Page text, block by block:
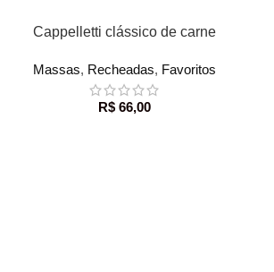
ADICIONAR AO CARRINHO
Cappelletti clássico de carne
Massas, Recheadas, Favoritos
R$ 66,00